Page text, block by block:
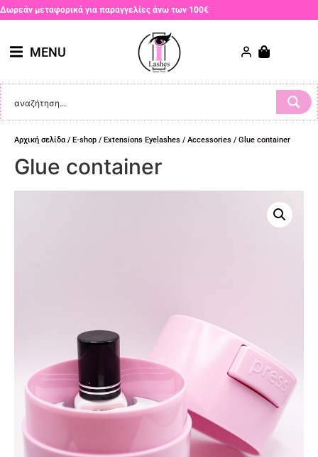
Δωρεάν μεταφορικά για παραγγελίες άνω των 100€
MENU
Αρχική σελίδα / E-shop / Extensions Eyelashes / Accessories / Glue container
Glue container